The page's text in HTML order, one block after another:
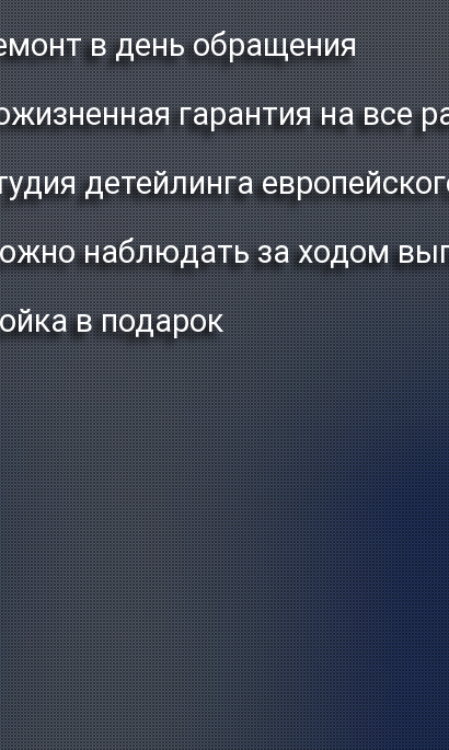
в день обращения
гарантия на все
детейлинга
наблюдать за ходом
в подарок